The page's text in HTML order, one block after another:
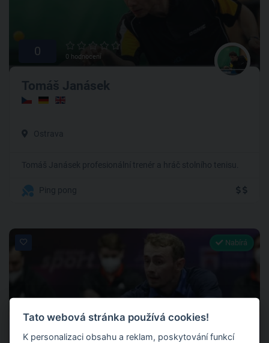
0 0 hodnocení
Tomáš Janásek
Ostrava
Tomáš Janásek profesionální trenér a hráč stolního tenisu.
Ping pong
Nabírá
0 hodnocení
Tato webová stránka používá cookies!
K personalizaci obsahu a reklam, poskytování funkcí